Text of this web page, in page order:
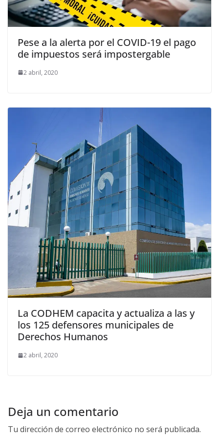
Pese a la alerta por el COVID-19 el pago
de impuestos será impostergable
2 abril, 2020
La CODHEM capacita y actualiza a las y
los 125 defensores municipales de
Derechos Humanos
2 abril, 2020
Deja un comentario
Tu dirección de correo electrónico no será publicada.